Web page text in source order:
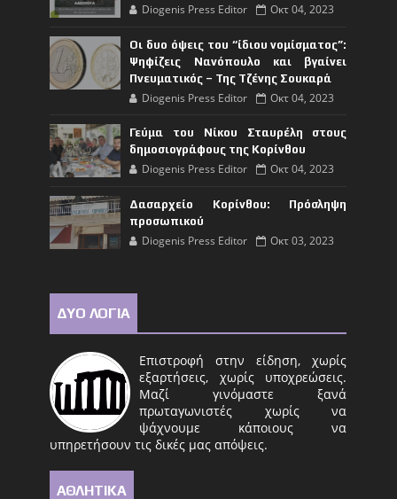
Diogenis Press Editor Οκτ 04, 2023
Οι δυο όψεις του “ίδιου νομίσματος”:
Ψηφίζεις Νανόπουλο και βγαίνει
Πνευματικός – Της Τζένης Σουκαρά
Diogenis Press Editor Οκτ 04, 2023
Γεύμα του Νίκου Σταυρέλη στους
δημοσιογράφους της Κορίνθου
Diogenis Press Editor Οκτ 04, 2023
Δασαρχείο Κορίνθου: Πρόσληψη
προσωπικού
Diogenis Press Editor Οκτ 03, 2023
ΔΥΟ ΛΟΓΙΑ
Επιστροφή στην είδηση, χωρίς
εξαρτήσεις, χωρίς υποχρεώσεις.
Μαζί γινόμαστε ξανά
πρωταγωνιστές χωρίς να
ψάχνουμε κάποιους να
υπηρετήσουν τις δικές μας απόψεις.
ΑΘΛΗΤΙΚΑ